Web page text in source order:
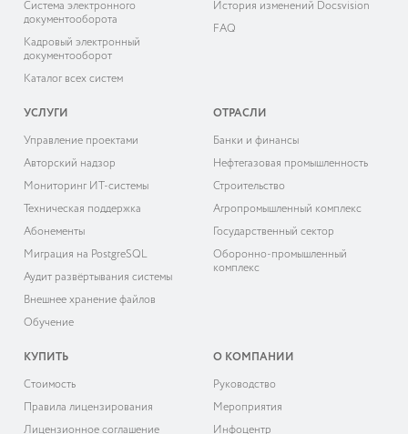
Система электронного
документооборота
Кадровый электронный
документооборот
Каталог всех систем
История изменений Docsvision
FAQ
УСЛУГИ
Управление проектами
Авторский надзор
Мониторинг ИТ-системы
Техническая поддержка
Абонементы
Миграция на PostgreSQL
Аудит развёртывания системы
Внешнее хранение файлов
Обучение
ОТРАСЛИ
Банки и финансы
Нефтегазовая промышленность
Строительство
Агропромышленный комплекс
Государственный сектор
Оборонно-промышленный
комплекс
КУПИТЬ
Cтоимость
Правила лицензирования
Лицензионное соглашение
О КОМПАНИИ
Руководство
Мероприятия
Инфоцентр